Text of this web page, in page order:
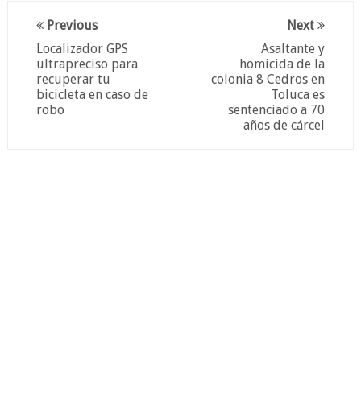
Next
Asaltante y
homicida de la
colonia 8 Cedros en
Toluca es
sentenciado a 70
años de cárcel
Previous
Localizador GPS
ultrapreciso para
recuperar tu
bicicleta en caso de
robo